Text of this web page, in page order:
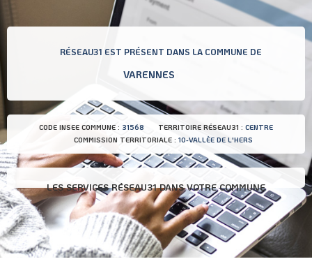
RÉSEAU31 EST PRÉSENT DANS LA COMMUNE DE
VARENNES
CODE INSEE COMMUNE : 31568 TERRITOIRE RÉSEAU31 : CENTRE
COMMISSION TERRITORIALE : 10-VALLÈE DE L'HERS
LES SERVICES RÉSEAU31 DANS VOTRE COMMUNE